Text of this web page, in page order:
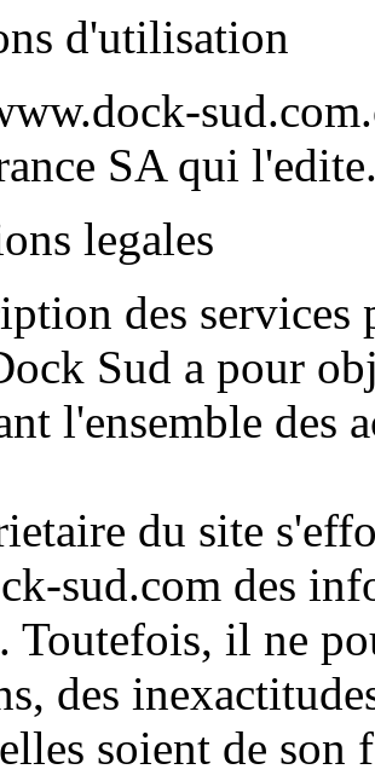
d'utilisation
SA qui
legales
des services
Sud a pour
l'ensemble des
du site
sud.com des
Toutefois, il ne
des
soient de son